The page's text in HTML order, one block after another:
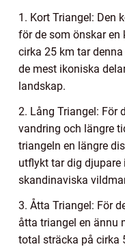
1. Kort Triangel: Den
för de som önskar en
cirka 25 km tar
de mest ikoniska
landskap.
2. Lång Triangel: För
vandring och längre
triangeln en längre
utflykt tar dig djupare
skandinaviska
3. Åtta Triangel: För
åtta triangel en ännu
total sträcka på cirka